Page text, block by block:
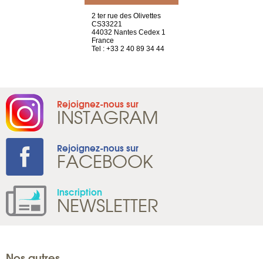
2 ter rue des Olivettes
CS33221
44032 Nantes Cedex 1
France
Tel : +33 2 40 89 34 44
Rejoignez-nous sur
INSTAGRAM
Rejoignez-nous sur
FACEBOOK
Inscription
NEWSLETTER